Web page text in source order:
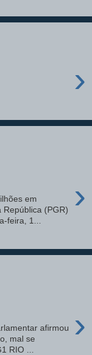
›
›
em
(PGR)
feira, 1...
›
afirmou
mal se
RIO ...